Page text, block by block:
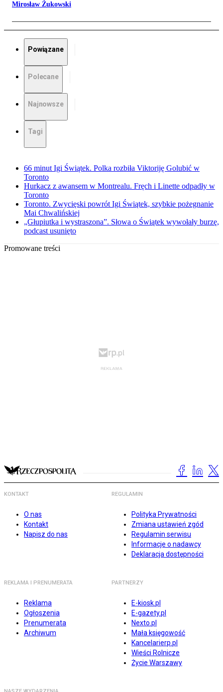
Mirosław Żukowski
Powiązane
Polecane
Najnowsze
Tagi
66 minut Igi Świątek. Polka rozbiła Viktoriję Golubić w
Toronto
Hurkacz z awansem w Montrealu. Fręch i Linette odpadły w
Toronto
Toronto. Zwycięski powrót Igi Świątek, szybkie pożegnanie
Mai Chwalińskiej
„Głupiutka i wystraszona”. Słowa o Świątek wywołały burzę,
podcast usunięto
Promowane treści
KONTAKT
O nas
Kontakt
Napisz do nas
REGULAMIN
Polityka Prywatności
Zmiana ustawień zgód
Regulamin serwisu
Informacje o nadawcy
Deklaracja dostępności
REKLAMA I PRENUMERATA
Reklama
Ogłoszenia
Prenumerata
Archiwum
PARTNERZY
E-kiosk.pl
E-gazety.pl
Nexto.pl
Mała księgowość
Kancelarierp.pl
Wieści Rolnicze
Życie Warszawy